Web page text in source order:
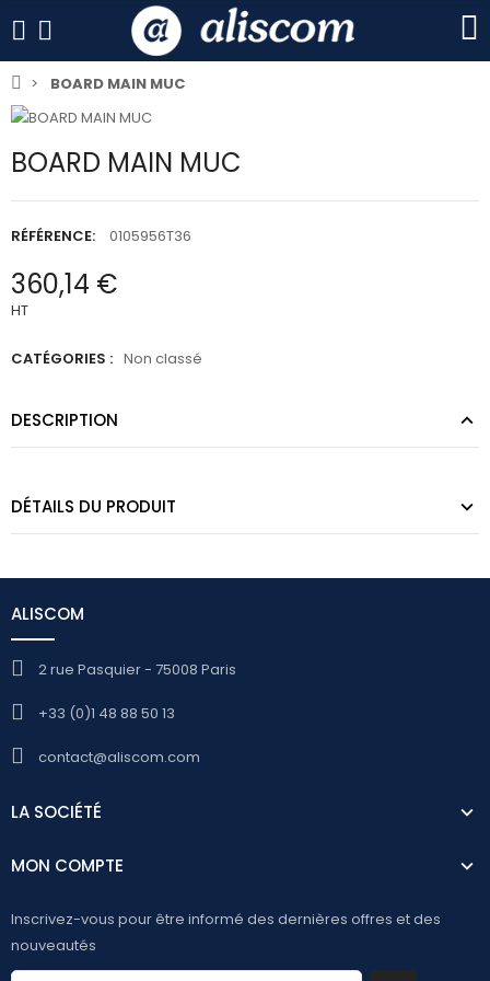
BOARD MAIN MUC
BOARD MAIN MUC
RÉFÉRENCE: 0105956T36
360,14 €
HT
CATÉGORIES : Non classé
DESCRIPTION
DÉTAILS DU PRODUIT
ALISCOM
2 rue Pasquier - 75008 Paris
+33 (0)1 48 88 50 13
contact@aliscom.com
LA SOCIÉTÉ
MON COMPTE
Inscrivez-vous pour être informé des dernières offres et des
nouveautés